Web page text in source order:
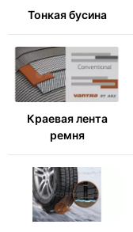
Тонкая бусина
Краевая лента
ремня